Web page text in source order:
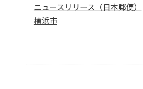
ニュースリリース（日本郵便）
横浜市